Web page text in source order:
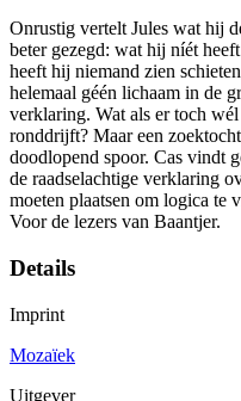
Onrustig vertelt Jules wat hij
beter gezegd: wat hij níét
heeft hij niemand zien
helemaal géén lichaam in de
verklaring. Wat als er toch
ronddrijft? Maar een
doodlopend spoor. Cas vindt
de raadselachtige verklaring
moeten plaatsen om logica te
Voor de lezers van Baantjer.
Details
Imprint
Mozaïek
Uitgever